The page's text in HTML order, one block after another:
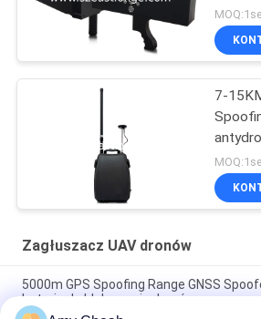
2000
7-
Zagłuszacz UAV dronów
5000m GPS Spoofing Range GNSS
baterią do blokowania dronów z
sterowania